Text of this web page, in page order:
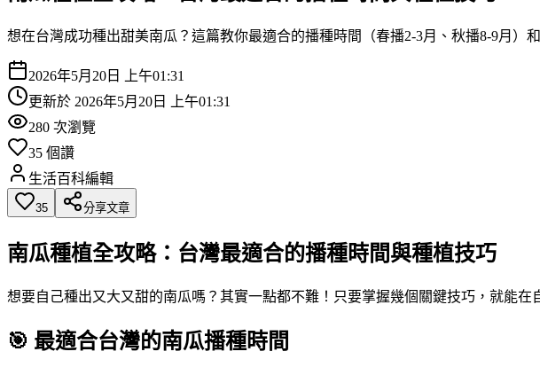
想在台灣成功種出甜美南瓜？這篇教你最適合的播種時間（春播2-3月、秋播8-9月）
2026年5月20日 上午01:31
更新於 2026年5月20日 上午01:31
280 次瀏覽
35 個讚
生活百科編輯
35 分享文章
南瓜種植全攻略：台灣最適合的播種時間與種植技巧
想要自己種出又大又甜的南瓜嗎？其實一點都不難！只要掌握幾個關鍵技巧，就能
🎯 最適合台灣的南瓜播種時間